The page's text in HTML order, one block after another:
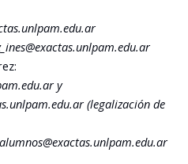
y
(legalización de
alumnos@exactas.unlpam.edu.ar